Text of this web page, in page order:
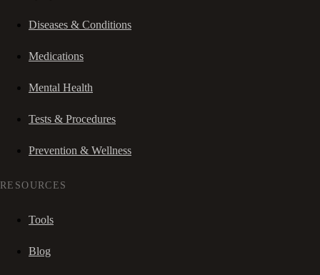
Diseases & Conditions
Medications
Mental Health
Tests & Procedures
Prevention & Wellness
RESOURCES
Tools
Blog